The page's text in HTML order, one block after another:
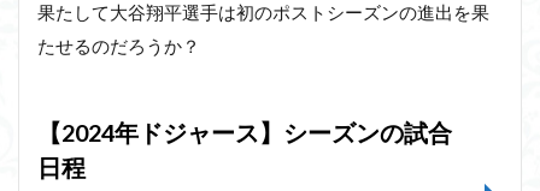
果たして大谷翔平選手は初のポストシーズンの進出を果
たせるのだろうか？
【2024年ドジャース】シーズンの試合
日程